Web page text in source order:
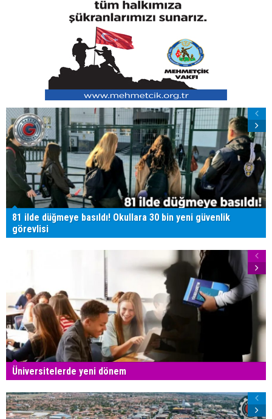
81 ilde düğmeye basıldı! Okullara 30 bin yeni güvenlik
görevlisi
Üniversitelerde yeni dönem